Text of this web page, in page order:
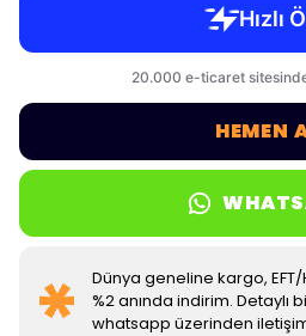
HEMEN
Dünya geneline kargo,
%2 anında indirim. Detaylı
whatsapp üzerinden